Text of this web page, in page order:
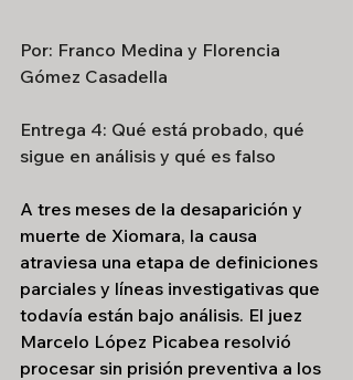
Por: Franco Medina y Florencia
Gómez Casadella
Entrega 4: Qué está probado, qué
sigue en análisis y qué es falso
A tres meses de la desaparición y
muerte de Xiomara, la causa
atraviesa una etapa de definiciones
parciales y líneas investigativas que
todavía están bajo análisis. El juez
Marcelo López Picabea resolvió
procesar sin prisión preventiva a los